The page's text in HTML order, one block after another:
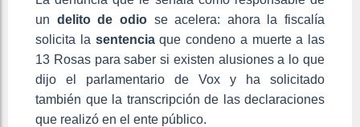
un delito de odiose acelera: ahora la fiscalía
solicita la sentenciaque condeno a muerte a las
13 Rosas para saber si existen alusiones a lo que
dijo el parlamentario de Vox y ha solicitado
también que la transcripción de las declaraciones
que realizó en el ente público.